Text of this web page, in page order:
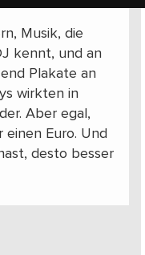
Musik, die
kennt, und an
Plakate an
wirkten in
Aber egal,
Euro. Und
desto besser